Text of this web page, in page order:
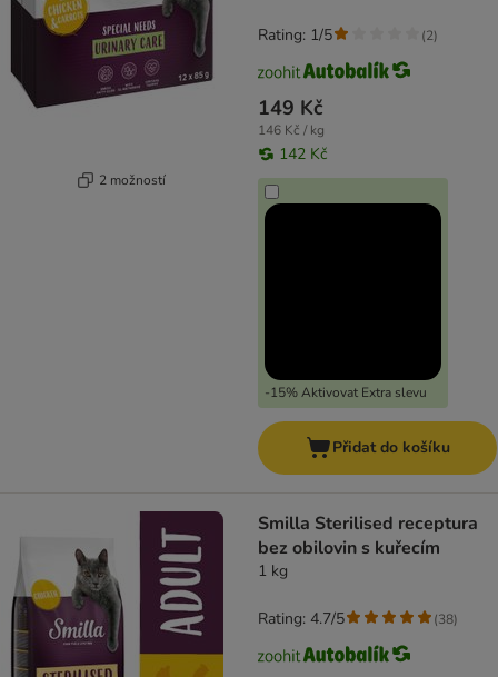
2 možností
149 Kč
146 Kč / kg
142 Kč
-15% Aktivovat Extra slevu
Rating: 1/5 (2)
Přidat do košíku
Smilla Sterilised receptura
bez obilovin s kuřecím
1 kg
Rating: 4.7/5 (38)